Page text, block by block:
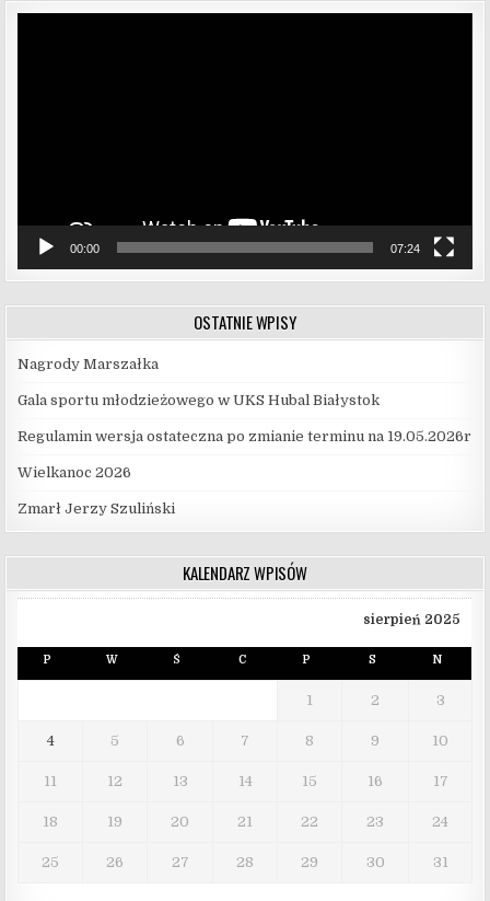
00:00 07:24
OSTATNIE WPISY
Nagrody Marszałka
Gala sportu młodzieżowego w UKS Hubal Białystok
Regulamin wersja ostateczna po zmianie terminu na 19.05.2026r
Wielkanoc 2026
Zmarł Jerzy Szuliński
KALENDARZ WPISÓW
sierpień 2025
P W Ś C P S N
1 2 3
4 5 6 7 8 9 10
11 12 13 14 15 16 17
18 19 20 21 22 23 24
25 26 27 28 29 30 31